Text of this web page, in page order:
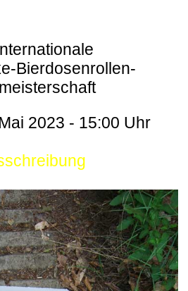
Bierdosenrollen-
2023 - 15:00 Uhr